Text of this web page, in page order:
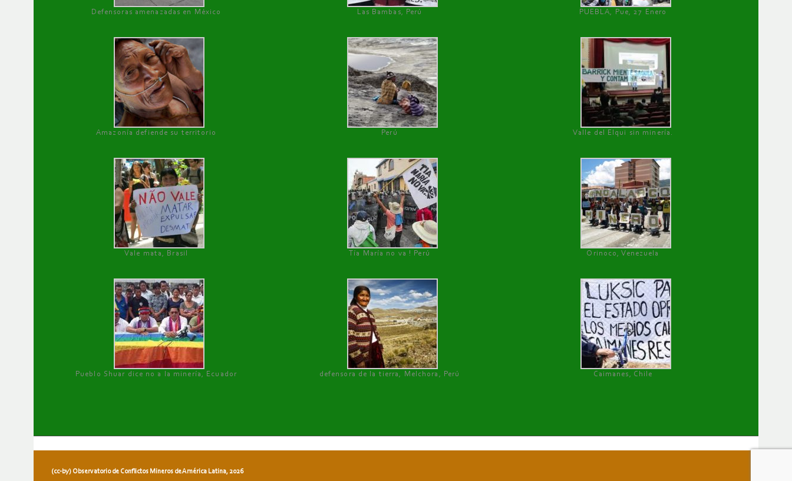
Defensoras amenazadas en México Las Bambas, Perú PUEBLA, Pue, 27 Enero
Amazonía defiende su territorio Perú Valle del Elqui sin minería.
Vale mata, Brasil Tía María no va ! Perú Orinoco, Venezuela
Pueblo Shuar dice no a la minería, Ecuador defensora de la tierra, Melchora, Perú Caimanes, Chile
(cc-by) Observatorio de Conflictos Mineros de América Latina, 2026